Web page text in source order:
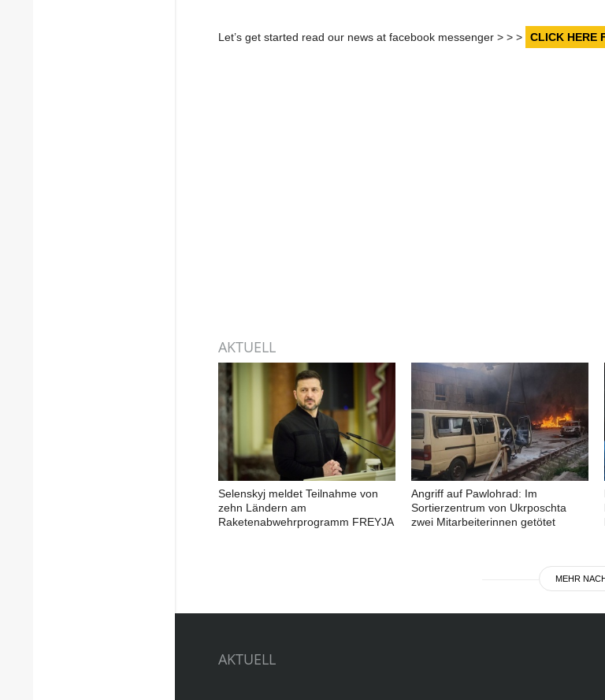
Let’s get started read our news at facebook messenger > > > CLICK HERE
AKTUELL
Selenskyj meldet Teilnahme von
zehn Ländern am
Raketenabwehrprogramm FREYJA
Angriff auf Pawlohrad: Im
Sortierzentrum von Ukrposchta
zwei Mitarbeiterinnen getötet
MEHR
AKTUELL